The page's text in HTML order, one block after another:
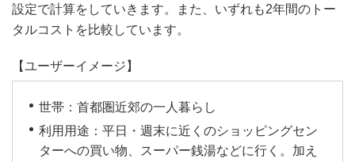
設定で計算をしていきます。また、いずれも2年間のトー
タルコストを比較しています。
【ユーザーイメージ】
世帯：首都圏近郊の一人暮らし
利用用途：平日・週末に近くのショッピングセン
ターへの買い物、スーパー銭湯などに行く。加え